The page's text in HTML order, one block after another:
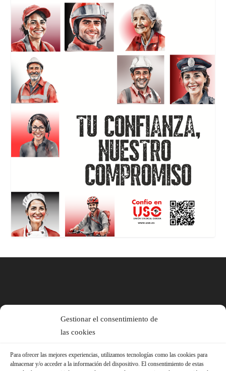
Gestionar el consentimiento de
las cookies
Para ofrecer las mejores experiencias, utilizamos tecnologías como las cookies para
almacenar y/o acceder a la información del dispositivo. El consentimiento de estas